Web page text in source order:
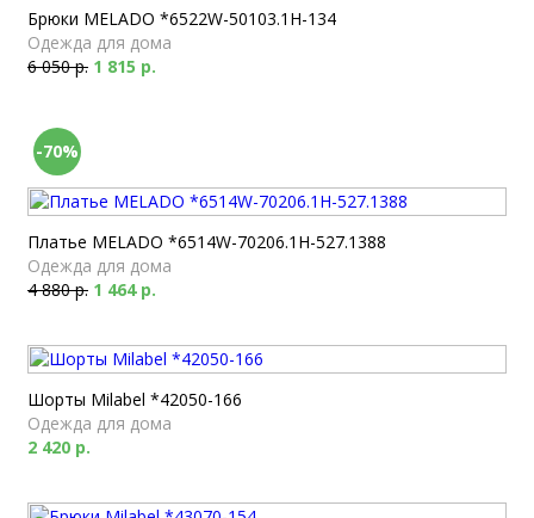
Брюки MELADO *6522W-50103.1H-134
Одежда для дома
6 050 р. 1 815 р.
-70%
Платье MELADO *6514W-70206.1H-527.1388
Одежда для дома
4 880 р. 1 464 р.
Шорты Milabel *42050-166
Одежда для дома
2 420 р.